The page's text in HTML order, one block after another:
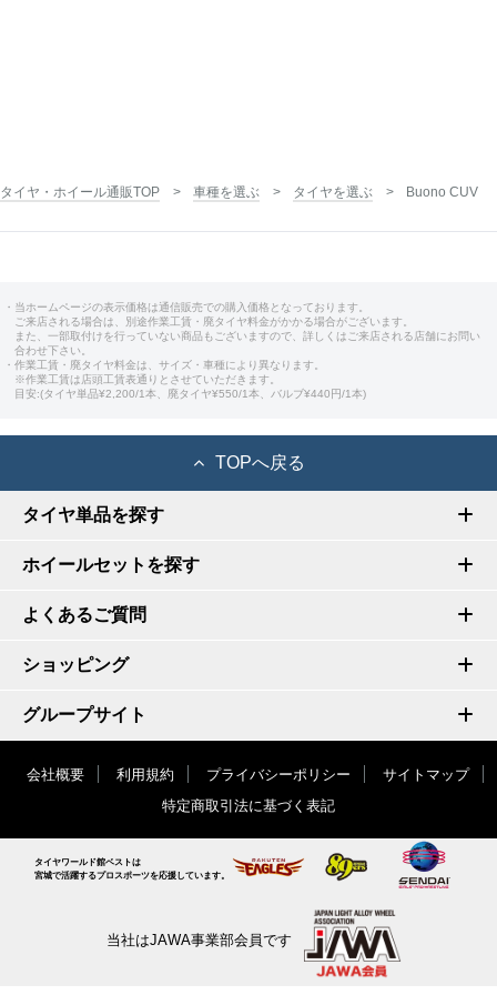
タイヤ・ホイール通販TOP 車種を選ぶ タイヤを選ぶ Buono CUV
・当ホームページの表示価格は通信販売での購入価格となっております。
ご来店される場合は、別途作業工賃・廃タイヤ料金がかかる場合がございます。
また、一部取付けを行っていない商品もございますので、詳しくはご来店される店舗にお問い
合わせ下さい。
・作業工賃・廃タイヤ料金は、サイズ・車種により異なります。
※作業工賃は店頭工賃表通りとさせていただきます。
目安:(タイヤ単品¥2,200/1本、廃タイヤ¥550/1本、バルブ¥440円/1本)
TOPへ戻る
タイヤ単品を探す
ホイールセットを探す
よくあるご質問
ショッピング
グループサイト
会社概要 利用規約 プライバシーポリシー
サイトマップ
特定商取引法に基づく表記
タイヤワールド館ベストは
宮城で活躍するプロスポーツを応援しています。
当社はJAWA事業部会員です